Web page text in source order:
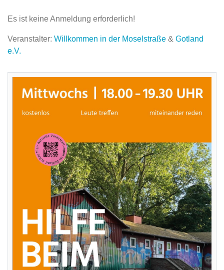
Es ist keine Anmeldung erforderlich!
Veranstalter: Willkommen in der Moselstraße & Gotland
e.V.